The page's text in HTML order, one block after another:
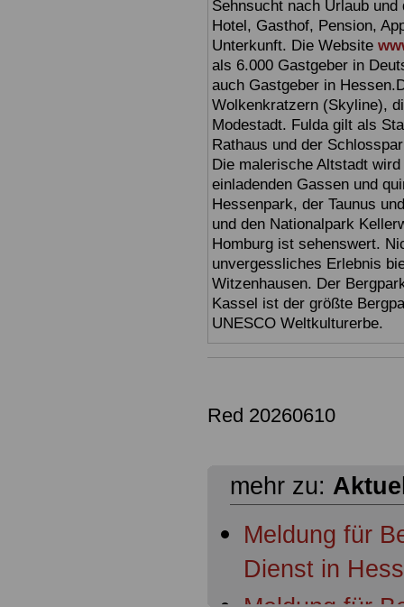
Sehnsucht nach Urlaub
Hotel, Gasthof, Pension,
Unterkunft. Die Website
als 6.000 Gastgeber in
auch Gastgeber in
Wolkenkratzern (Skyline),
Modestadt. Fulda gilt als
Rathaus und der
Die malerische Altstadt
einladenden Gassen und
Hessenpark, der Taunus
und den Nationalpark
Homburg ist sehenswert.
unvergessliches Erlebnis
Witzenhausen. Der
Kassel ist der größte
UNESCO Weltkulturerbe.
Red 20260610
mehr zu:
Meldung für
Dienst in